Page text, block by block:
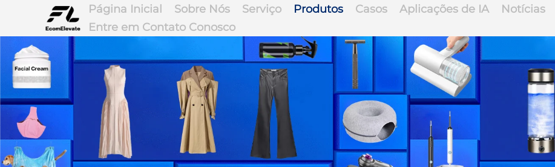
Página Inicial Sobre Nós Serviço Produtos Casos Aplicações de IA Notícias
Entre em Contato Conosco